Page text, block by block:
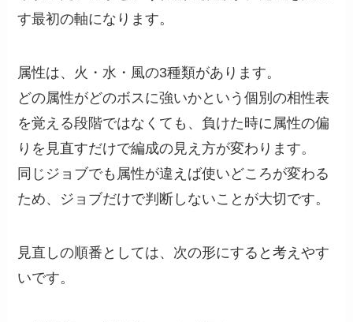
す最初の軸になります。
属性は、火・水・風の3種類があります。
どの属性がどのボスに強いかという個別の相性表
を覚える段階ではなくても、負けた時に属性の偏
りを見直すだけで編成の見え方が変わります。
同じジョブでも属性が違えば使いどころが変わる
ため、ジョブだけで判断しないことが大切です。
見直しの順番としては、次の形にすると考えやす
いです。